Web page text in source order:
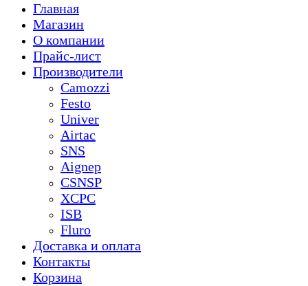
Главная
Магазин
О компании
Прайс-лист
Производители
Camozzi
Festo
Univer
Airtac
SNS
Aignep
CSNSP
XCPC
ISB
Fluro
Доставка и оплата
Контакты
Корзина